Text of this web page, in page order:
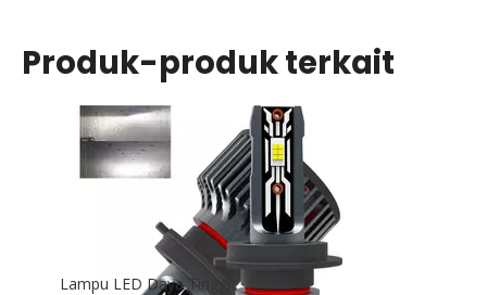
Produk-produk terkait
Lampu LED Daya Tinggi